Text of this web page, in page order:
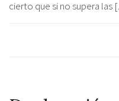
cierto que si no supera las